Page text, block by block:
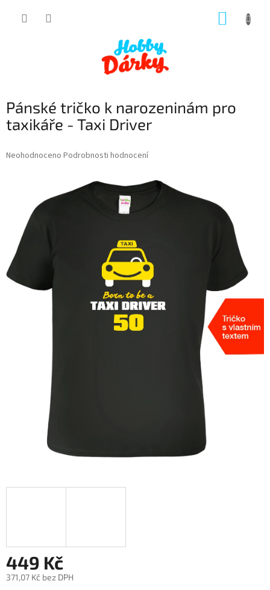
Pánské tričko k narozeninám pro
taxikáře - Taxi Driver
Průměrné
hvězdiček.
Neohodnoceno Podrobnosti hodnocení
449 Kč
371,07 Kč bez DPH